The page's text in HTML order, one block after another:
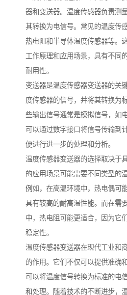
器和变送器。温度传感器负责测
其转换为电信号。常见的温度传
热电阻和半导体温度传感器等。
工作原理和应用场景，具有不同
耐用性。
变送器是温度传感器变送器的关
度传感器的信号，并将其转换为
些输出信号通常是模拟信号，如
可以通过数字接口将信号传输到
便进行进一步的处理和分析。
温度传感器变送器的选择取决于
的应用场景可能需要不同类型的
例如，在高温环境中，热电偶可
具有较高的耐高温性能。而在需
中，热电阻可能更适合，因为它
稳定性。
温度传感器变送器在现代工业和
的作用。它们不仅可以提供准确
可以将温度信号转换为标准的电
和处理。随着技术的不断进步，